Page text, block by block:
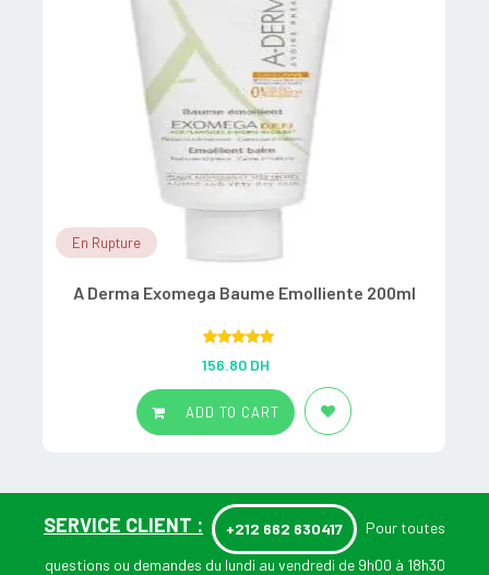
En Rupture
A Derma Exomega Baume Emolliente 200ml
out of 5
156.80 DH
ADD TO CART
SERVICE CLIENT : +212 662 630417 Pour toutes
questions ou demandes du lundi au vendredi de 9h00 à 18h30